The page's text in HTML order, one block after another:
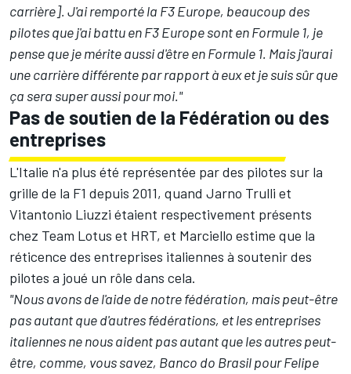
carrière]. J'ai remporté la F3 Europe, beaucoup des
pilotes que j'ai battu en F3 Europe sont en Formule 1, je
pense que je mérite aussi d'être en Formule 1. Mais j'aurai
une carrière différente par rapport à eux et je suis sûr que
ça sera super aussi pour moi."
Pas de soutien de la Fédération ou des
entreprises
L'Italie n'a plus été représentée par des pilotes sur la
grille de la F1 depuis 2011, quand Jarno Trulli et
Vitantonio Liuzzi étaient respectivement présents
chez Team Lotus et HRT, et Marciello estime que la
réticence des entreprises italiennes à soutenir des
pilotes a joué un rôle dans cela.
"Nous avons de l'aide de notre fédération, mais peut-être
pas autant que d'autres fédérations, et les entreprises
italiennes ne nous aident pas autant que les autres peut-
être, comme, vous savez, Banco do Brasil pour Felipe